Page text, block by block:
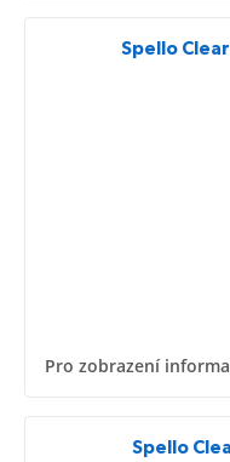
Spello
Pro zobrazení
Spello